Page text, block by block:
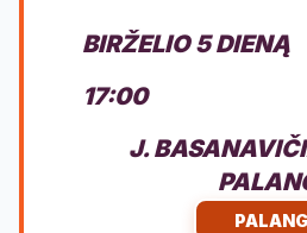
BIRŽELIO 5 DIENĄ
17:00
J.